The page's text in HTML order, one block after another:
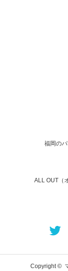
福岡の
ALL OUT（
Copyright ©